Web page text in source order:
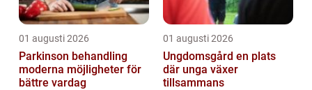
01 augusti 2026
Parkinson behandling
moderna möjligheter för
bättre vardag
01 augusti 2026
Ungdomsgård en plats
där unga växer
tillsammans